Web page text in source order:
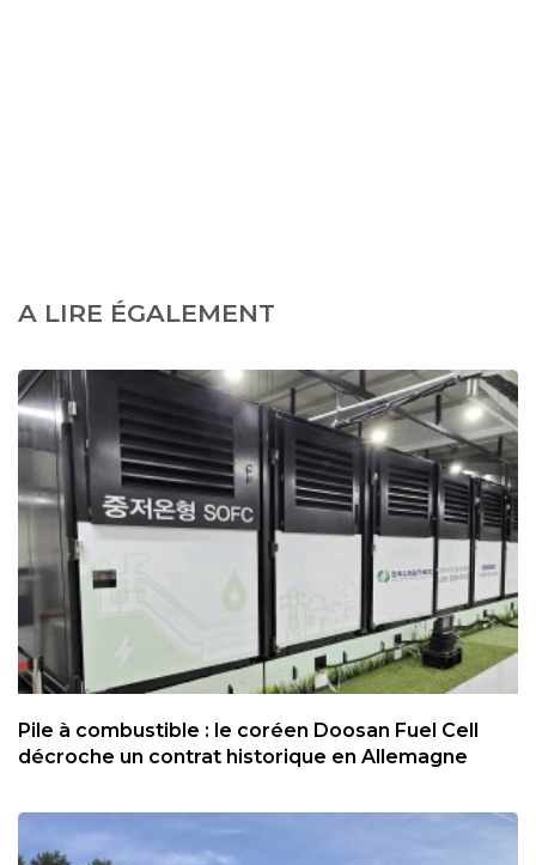
A LIRE ÉGALEMENT
Pile à combustible : le coréen Doosan Fuel Cell
décroche un contrat historique en Allemagne